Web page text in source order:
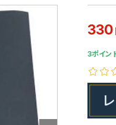
330
3ポイン